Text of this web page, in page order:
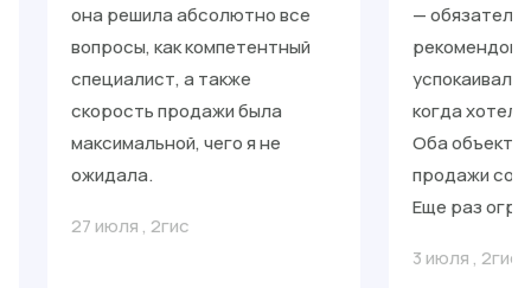
она решила абсолютно все
вопросы, как компетентный
специалист, а также
скорость продажи была
максимальной, чего я не
ожидала.
27 июля , 2гис
—
успокаивал,
когда
Оба объекта
продажи со
Еще раз
3 июля , 2гис